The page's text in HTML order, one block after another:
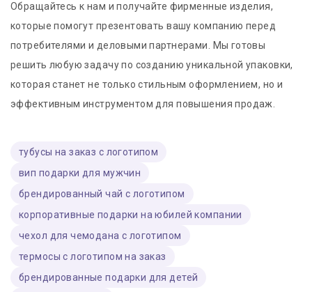
Обращайтесь к нам и получайте фирменные изделия,
которые помогут презентовать вашу компанию перед
потребителями и деловыми партнерами. Мы готовы
решить любую задачу по созданию уникальной упаковки,
которая станет не только стильным оформлением, но и
эффективным инструментом для повышения продаж.
тубусы на заказ с логотипом
вип подарки для мужчин
брендированный чай с логотипом
корпоративные подарки на юбилей компании
чехол для чемодана с логотипом
термосы с логотипом на заказ
брендированные подарки для детей